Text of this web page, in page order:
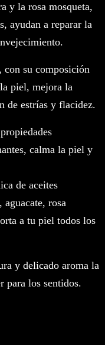
y la rosa mosqueta,
ayudan a reparar la
su composición
piel, mejora la
de estrías y flacidez.
calma la piel y
de aceites
aguacate, rosa
a tu piel todos los
y delicado aroma la
para los sentidos.